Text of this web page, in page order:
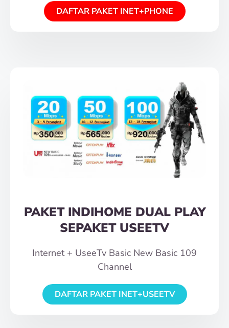
DAFTAR PAKET INET+PHONE
PAKET INDIHOME DUAL PLAY
SEPAKET USEETV
Internet + UseeTv Basic New Basic 109
Channel
DAFTAR PAKET INET+USEETV